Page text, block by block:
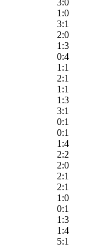
3:0
1:0
3:1
2:0
1:3
0:4
1:1
2:1
1:1
1:3
3:1
0:1
0:1
1:4
2:2
2:0
2:1
2:1
1:0
0:1
1:3
1:4
5:1